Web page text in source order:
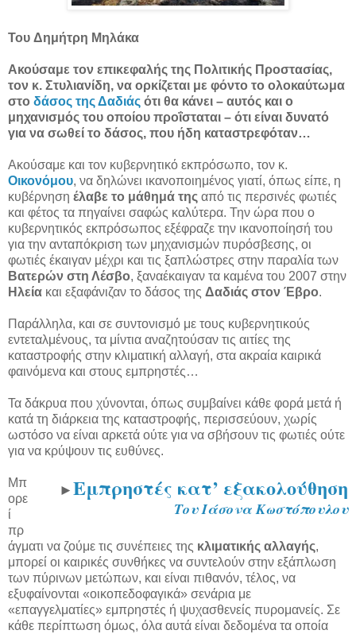
Του Δημήτρη Μηλάκα
Ακούσαμε τον επικεφαλής της Πολιτικής Προστασίας,
τον κ. Στυλιανίδη, να ορκίζεται με φόντο το ολοκαύτωμα
στο δάσος της Δαδιάς ότι θα κάνει – αυτός και ο
μηχανισμός του οποίου προΐσταται – ότι είναι δυνατό
για να σωθεί το δάσος, που ήδη καταστρεφόταν…
Ακούσαμε και τον κυβερνητικό εκπρόσωπο, τον κ.
Οικονόμου, να δηλώνει ικανοποιημένος γιατί, όπως είπε, η
κυβέρνηση έλαβε το μάθημά της από τις περσινές φωτιές
και φέτος τα πηγαίνει σαφώς καλύτερα. Την ώρα που ο
κυβερνητικός εκπρόσωπος εξέφραζε την ικανοποίησή του
για την ανταπόκριση των μηχανισμών πυρόσβεσης, οι
φωτιές έκαιγαν μέχρι και τις ξαπλώστρες στην παραλία των
Βατερών στη Λέσβο, ξαναέκαιγαν τα καμένα του 2007 στην
Ηλεία και εξαφάνιζαν το δάσος της Δαδιάς στον Έβρο.
Παράλληλα, και σε συντονισμό με τους κυβερνητικούς
εντεταλμένους, τα μίντια αναζητούσαν τις αιτίες της
καταστροφής στην κλιματική αλλαγή, στα ακραία καιρικά
φαινόμενα και στους εμπρηστές…
Τα δάκρυα που χύνονται, όπως συμβαίνει κάθε φορά μετά ή
κατά τη διάρκεια της καταστροφής, περισσεύουν, χωρίς
ωστόσο να είναι αρκετά ούτε για να σβήσουν τις φωτιές ούτε
για να κρύψουν τις ευθύνες.
►Εμπρηστές κατ’ εξακολούθηση
Του Ιάσονα Κωστόπουλου
Μπ
ορε
ί
πρ
άγματι να ζούμε τις συνέπειες της κλιματικής αλλαγής,
μπορεί οι καιρικές συνθήκες να συντελούν στην εξάπλωση
των πύρινων μετώπων, και είναι πιθανόν, τέλος, να
εξυφαίνονται «οικοπεδοφαγικά» σενάρια με
«επαγγελματίες» εμπρηστές ή ψυχασθενείς πυρομανείς. Σε
κάθε περίπτωση όμως, όλα αυτά είναι δεδομένα τα οποία